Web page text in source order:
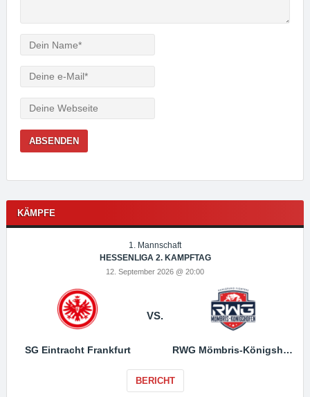
Verfasser
Mail
Webseite
KÄMPFE
1. Mannschaft
HESSENLIGA 2. KAMPFTAG
12. September 2026 @ 20:00
SG Eintracht Frankfurt
VS.
RWG Mömbris-Königshofen
BERICHT